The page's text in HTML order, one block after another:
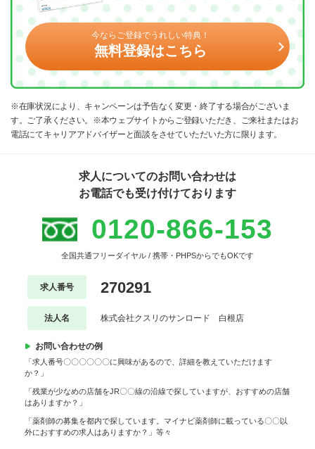
今ならご登録でうれしい特典！
無料登録はこちら
※在庫状況により、キャンペーンは予告なく変更・終了する場合がございま
す。ご了承ください。※本ウェブサイトからご登録いただき、ご来社またはお
電話にてキャリアアドバイザーと面談をさせていただいた方に限ります。
求人についてのお問い合わせは
お電話でも受け付けております
0120-866-153
全国共通フリーダイヤル / 携帯・PHPSからでもOKです
求人番号 270291
法人名 株式会社クスリのサンロード 白根店
お問い合わせの例
「求人番号〇〇〇〇〇〇に興味があるので、詳細を教えていただけます
か？」
「残業が少なめの店舗をJR〇〇線の沿線で探していますが、おすすめの店舗
はありますか？」
「薬剤師の募集を都内で探しています。マイナビ薬剤師に載っている〇〇以
外におすすめの求人はありますか？」等々